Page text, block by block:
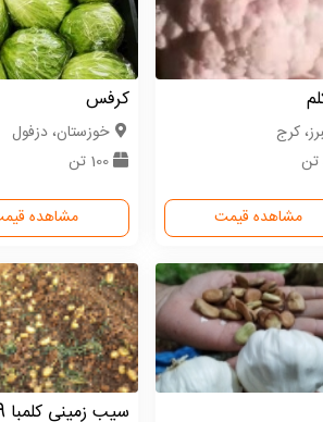
کرج
مشاهده قیمت
کرفس
خوزستان، دزفول
100 تن
مشاهده
سیب زمینی کلمبا 99